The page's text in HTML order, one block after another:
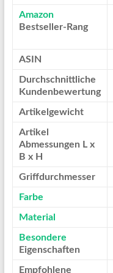
Amazon
Bestseller-Rang
ASIN
Durchschnittliche
Kundenbewertung
Artikelgewicht
Artikel
Abmessungen L x
B x H
Griffdurchmesser
Farbe
Material
Besondere
Eigenschaften
Empfohlene